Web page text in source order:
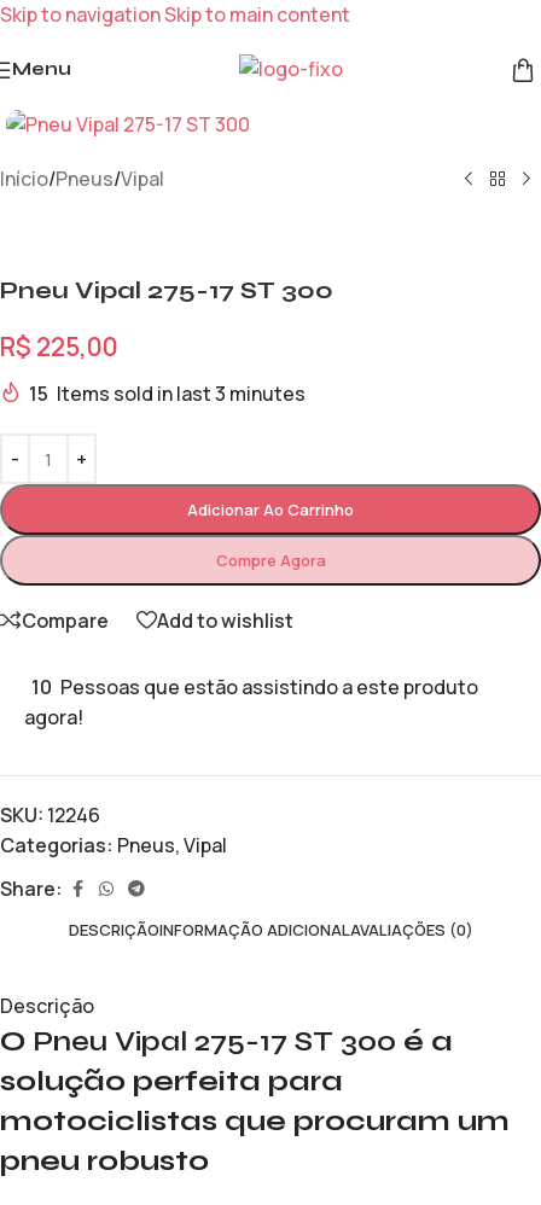
Skip to navigationSkip to main content
Menu
Início/Pneus/Vipal
Pneu Vipal 275-17 ST 300
R$ 225,00
15 Items sold in last 3 minutes
Adicionar Ao Carrinho
Compre Agora
Compare Add to wishlist
10 Pessoas que estão assistindo a este produto
agora!
SKU: 12246
Categorias: Pneus,Vipal
Share:
DESCRIÇÃOINFORMAÇÃO ADICIONALAVALIAÇÕES (0)
Descrição
O Pneu Vipal 275-17 ST 300 é a
solução perfeita para
motociclistas que procuram um
pneu robusto